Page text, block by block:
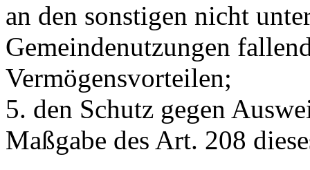
an den sonstigen nicht
Gemeindenutzungen
Vermögensvorteilen;
5. den Schutz gegen
Maßgabe des Art. 208